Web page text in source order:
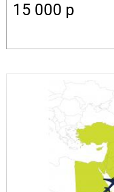
15 000 p